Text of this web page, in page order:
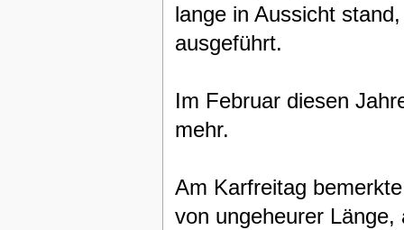
lange in Aussicht
ausgeführt.
Im Februar diesen
mehr.
Am Karfreitag
von ungeheurer